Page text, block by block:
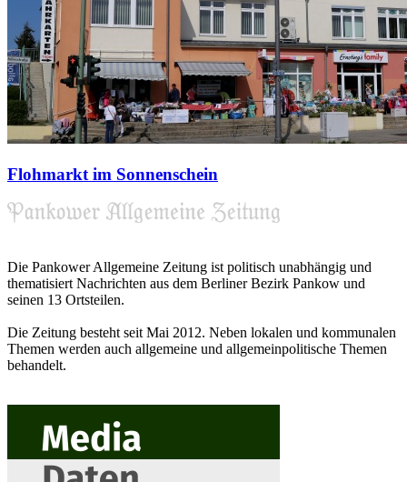
Flohmarkt im Sonnenschein
Die Pankower Allgemeine Zeitung ist politisch unabhängig und
thematisiert Nachrichten aus dem Berliner Bezirk Pankow und
seinen 13 Ortsteilen.
Die Zeitung besteht seit Mai 2012. Neben lokalen und kommunalen
Themen werden auch allgemeine und allgemeinpolitische Themen
behandelt.